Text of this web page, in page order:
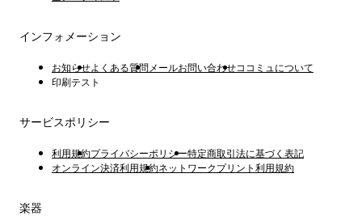
インフォメーション
お知らせよくある質問 メールお問い合わせココミュについて
印刷テスト
サービスポリシー
利用規約プライバシーポリシー特定商取引法に基づく表記
オンライン決済利用規約ネットワークプリント利用規約
楽器